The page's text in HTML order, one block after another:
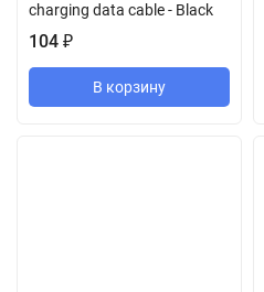
charging data cable - Black
104 ₽
В корзину